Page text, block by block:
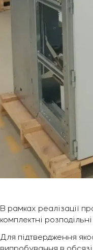
В рамках реалізації
комплектні
Для підтвердження